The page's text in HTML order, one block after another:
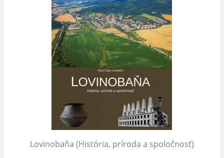
Lovinobaňa (História, príroda a spoločnosť)